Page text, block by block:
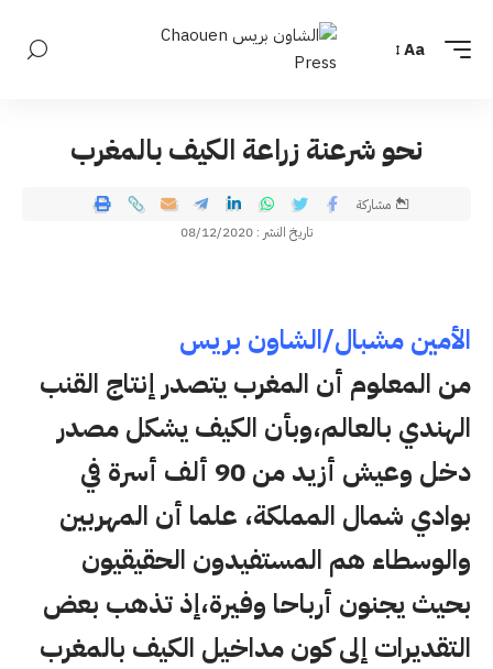
Aa
نحو شرعنة زراعة الكيف بالمغرب
تاريخ النشر : 08/12/2020
مشاركة
الأمين مشبال/الشاون بريس
من المعلوم أن المغرب يتصدر إنتاج القنب
الهندي بالعالم،وبأن الكيف يشكل مصدر
دخل وعيش أزيد من 90 ألف أسرة في
بوادي شمال المملكة، علما أن المهربين
والوسطاء هم المستفيدون الحقيقيون
بحيث يجنون أرباحا وفيرة،إذ تذهب بعض
التقديرات إلى كون مداخيل الكيف بالمغرب